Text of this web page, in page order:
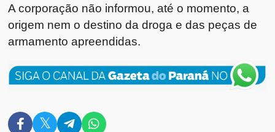
A corporação não informou, até o momento, a
origem nem o destino da droga e das peças de
armamento apreendidas.